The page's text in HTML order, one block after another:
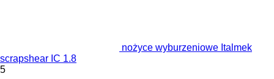
nożyce wyburzeniowe Italmek
scrapshear IC 1.8
5